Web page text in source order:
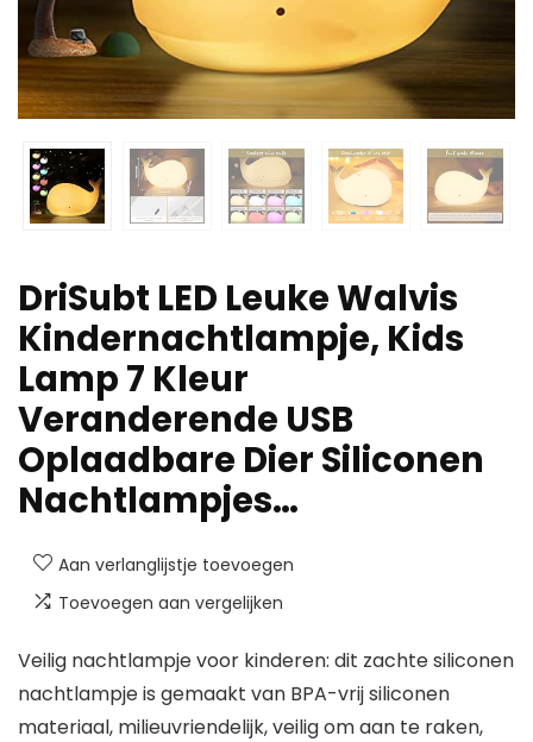
DriSubt LED Leuke Walvis
Kindernachtlampje, Kids
Lamp 7 Kleur
Veranderende USB
Oplaadbare Dier Siliconen
Nachtlampjes…
Aan verlanglijstje toevoegen
Toevoegen aan vergelijken
Veilig nachtlampje voor kinderen: dit zachte siliconen
nachtlampje is gemaakt van BPA-vrij siliconen
materiaal, milieuvriendelijk, veilig om aan te raken,